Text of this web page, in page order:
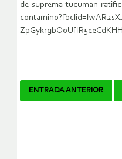
de-suprema-tucuman-
Navegador
ENTRADA ANTERIOR